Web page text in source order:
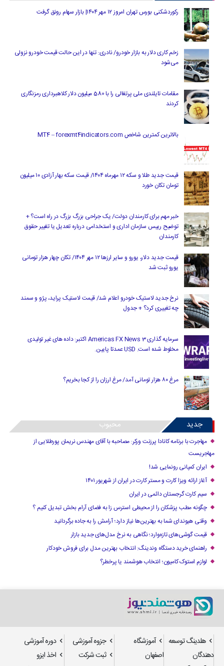
رکوردشکنی بورس تهران امروز ۱۲ مهر ۱۴۰۴| بازار سهام رونق گرفت
زخم کاری دلار به بازار خودرو/ نادری: تنها در این حالت قیمت خودرو نزولی
می‌شود
مقامات تایلندی ملی پرتغالی را با 580 میلیون دلار کلاهبرداری رمزنگاری
کردند
بالاترین کمترین شاخص MT4 – forexmt4indicators.com
قیمت جدید طلا و سکه ۱۲ مهرماه ۱۴۰۴/ قیمت سکه بهار آزادی ۱۰ میلیون
تومان تکان خورد
خبر مهم برای کارمندان دولت/ یک جراحی بزرگ بزرگ در راه است؟ +
توضیح رییس سازمان اداری و استخدامی درباره تعدیل یا تغییر حقوق
کارمندان
قیمت جدید دلار، یورو و سایر ارزها ۱۲ مهر ۱۴۰۴/ تکان چهار هزار تومانی
یورو ثبت شد
نرخ جدید لاستیک خودرو اعلام شد/ قیمت لاستیک پراید، پژو و سمند
چه تغییری کرد؟ + جدول
سرمایه گذاری Americas FX News 3 اکتبر: داده های غیر تولیدی
مخلوط شده است. USD عمدتا پایین.
مرغ ۸۰ هزار تومانی آمد/ مرغ ارزان را از کجا بخریم؟
جدید محبوب
مهاجرت با برنامه کانادا پرزنت ورکر: مصاحبه با آقای مهندس نریمان پورطلایی از
مهاجریست
ایران کمپانی رونمایی شد!
آغاز ارائه ویزا کارت و مستر کارت در ایران از شهریور ۱۴۰۱
سیم کارت گرجستان دائمی در ایران
چگونه مطب پزشکان را از محیطی استرس زا به فضای آرام بخش تبدیل کنیم ؟
وقتی هیوندای شما به بهترین‌ها نیاز دارد؛ آرامش را به جاده برگردانید
قیمت گوشی‌های تازه‌وارد؛ نگاهی به نرخ مدل‌های جدید بازار
راهنمای خرید دستگاه وندینگ: انتخاب بهترین مدل برای فروش خودکار
لوازم استوک کامیون؛ انتخاب هوشمند یا پرخطر؟
هلدینگ توسعه
دهندگان
آموزشگاه
اصفهان
جزوه آموزشی
دوره آموزشی
ثبت شرکت
اخذ ایزو